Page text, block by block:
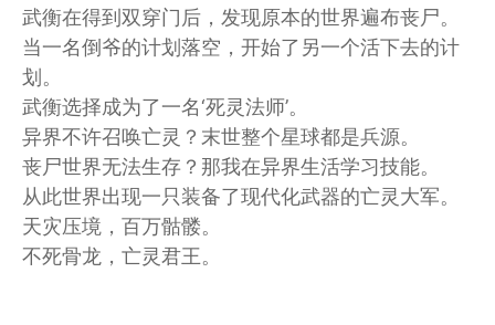
武衡在得到双穿门后，发现原本的世界遍布丧尸。
当一名倒爷的计划落空，开始了另一个活下去的计
划。
武衡选择成为了一名‘死灵法师’。
异界不许召唤亡灵？末世整个星球都是兵源。
丧尸世界无法生存？那我在异界生活学习技能。
从此世界出现一只装备了现代化武器的亡灵大军。
天灾压境，百万骷髅。
不死骨龙，亡灵君王。